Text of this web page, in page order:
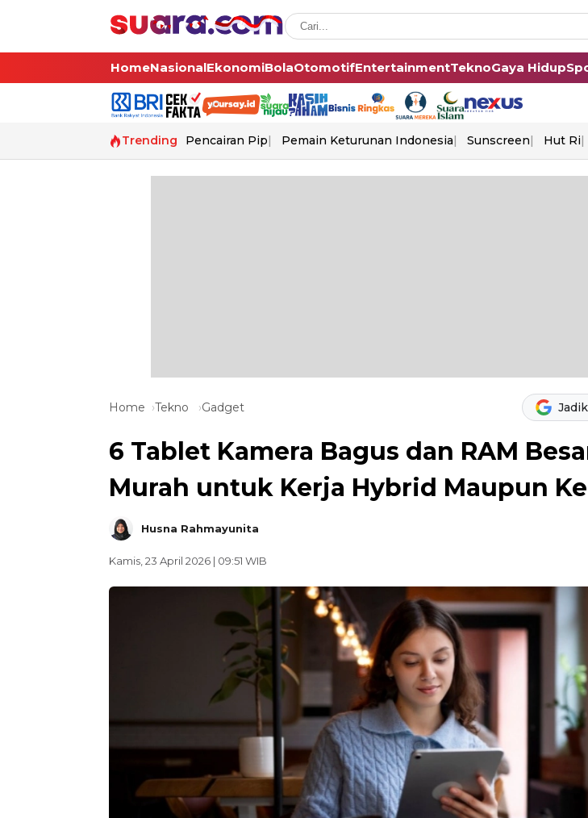
HomeNasionalEkonomiBolaOtomotifEntertainmentTeknoGaya Hidup
Trending Pencairan Pip Pemain Keturunan Indonesia Sunscreen Hut Ri
Home Tekno Gadget
6 Tablet Kamera Bagus dan RAM
Murah untuk Kerja Hybrid Maupun
Husna Rahmayunita
Kamis, 23 April 2026 | 09:51 WIB